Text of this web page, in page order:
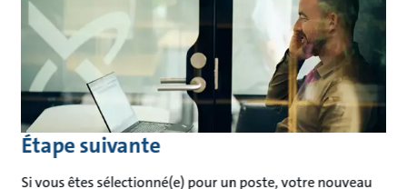
Étape suivante
Si vous êtes sélectionné(e) pour un poste, votre nouveau